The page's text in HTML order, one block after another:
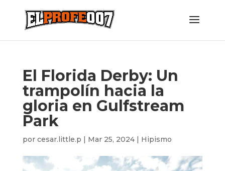
El Florida Derby: Un
trampolín hacia la
gloria en Gulfstream
Park
por cesar.little.p | Mar 25, 2024| Hipismo